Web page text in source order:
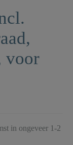
voor
in ongeveer 1-2